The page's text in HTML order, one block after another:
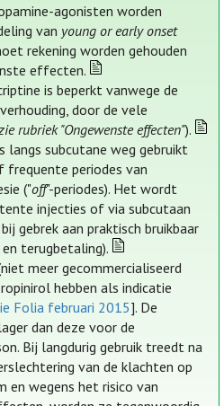
agonisten worden
van young or early onset
rekening worden gehouden
effecten.
is beperkt vanwege de
door de vele
rubriek "Ongewenste effecten").
langs subcutane weg gebruikt
frequente periodes van
("off"-periodes). Het wordt
injecties of via subcutaan
gebrek aan praktisch bruikbaar
terugbetaling).
meer gecommercialiseerd
hebben als indicatie
Folia februari 2015]. De
dan deze voor de
Bij langdurig gebruik treedt na
van de klachten op
en wegens het risico van